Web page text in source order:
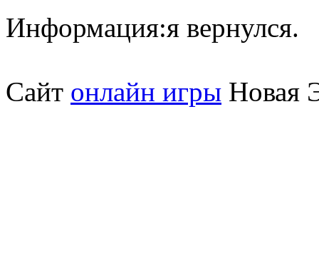
Информация:я вернулся.
Сайт онлайн игры Новая